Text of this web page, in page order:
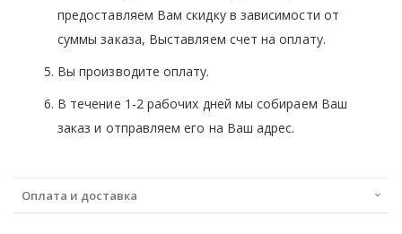
предоставляем Вам скидку в зависимости от
суммы заказа, Выставляем счет на оплату.
Вы производите оплату.
В течение 1-2 рабочих дней мы собираем Ваш
заказ и отправляем его на Ваш адрес.
Оплата и доставка